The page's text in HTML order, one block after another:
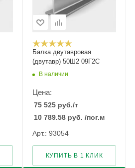
Балка двутавровая
(двутавр) 50Ш2 09Г2С
В наличии
Цена:
75 525 руб./т
10 789.58 руб. /пог.м
Арт.: 93054
КУПИТЬ В 1 КЛИК